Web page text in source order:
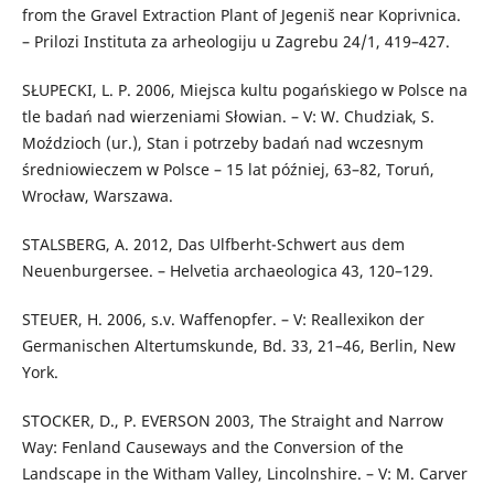
from the Gravel Extraction Plant of Jegeniš near Koprivnica.
– Prilozi Instituta za arheologiju u Zagrebu 24/1, 419–427.
SŁUPECKI, L. P. 2006, Miejsca kultu pogańskiego w Polsce na
tle badań nad wierzeniami Słowian. – V: W. Chudziak, S.
Moździoch (ur.), Stan i potrzeby badań nad wczesnym
średniowieczem w Polsce – 15 lat później, 63–82, Toruń,
Wrocław, Warszawa.
STALSBERG, A. 2012, Das Ulfberht-Schwert aus dem
Neuenburgersee. – Helvetia archaeologica 43, 120–129.
STEUER, H. 2006, s.v. Waffenopfer. – V: Reallexikon der
Germanischen Altertumskunde, Bd. 33, 21–46, Berlin, New
York.
STOCKER, D., P. EVERSON 2003, The Straight and Narrow
Way: Fenland Causeways and the Conversion of the
Landscape in the Witham Valley, Lincolnshire. – V: M. Carver